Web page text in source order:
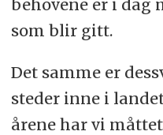
behovene er i dag
som blir gitt.
Det samme er
steder inne i
årene har vi